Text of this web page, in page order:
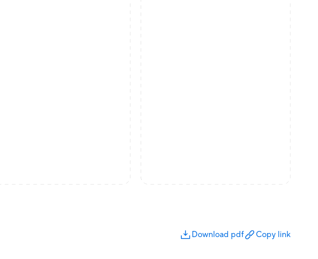
Download pdf Copy link